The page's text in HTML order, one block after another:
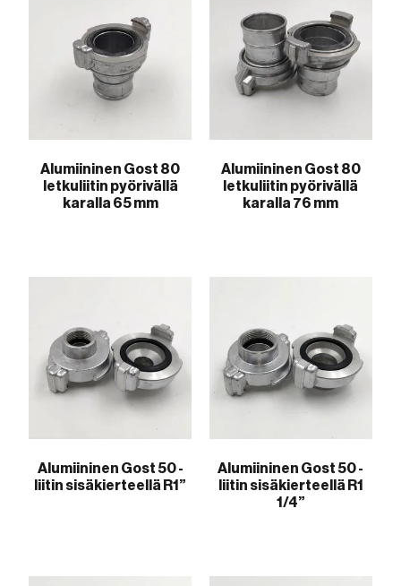
Alumiininen Gost 80
letkuliitin pyörivällä
karalla 65 mm
Alumiininen Gost 80
letkuliitin pyörivällä
karalla 76 mm
Alumiininen Gost 50 -
liitin sisäkierteellä R1”
Alumiininen Gost 50 -
liitin sisäkierteellä R1
1/4”